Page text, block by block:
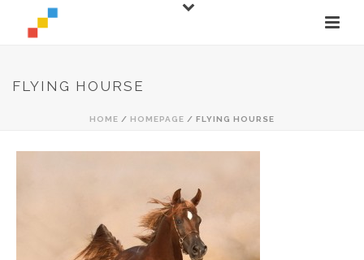
FLYING HOURSE
HOME / HOMEPAGE / FLYING HOURSE